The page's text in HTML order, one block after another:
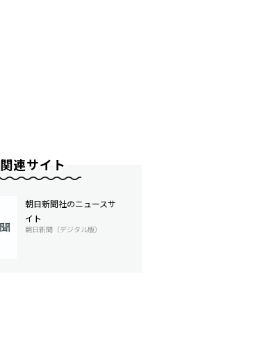
関連サイト
朝日新聞社のニュースサ
イト
朝日新聞（デジタル版）